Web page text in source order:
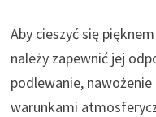
Aby cieszyć się
należy zapewnić jej
podlewanie,
warunkami